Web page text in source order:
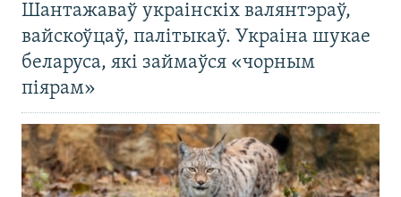
Шантажаваў украінскіх валянтэраў,
вайскоўцаў, палітыкаў. Украіна шукае
беларуса, які займаўся «чорным
піярам»